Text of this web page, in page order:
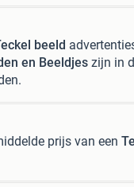
beeld
en Beeldjes zijn in
prijs van een